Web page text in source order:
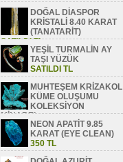
DOĞAL DİASPOR
KRİSTALİ 8.40 KARAT
(TANATARİT)
SATILDI TL
YEŞİL TURMALİN AY
TAŞI YÜZÜK
SATILDI TL
MUHTEŞEM KRİZAKOL
KÜME OLUŞUMU
KOLEKSİYON
MİNAREL
SATILDI TLNEON APATİT 9.85
KARAT (EYE CLEAN)
350 TL